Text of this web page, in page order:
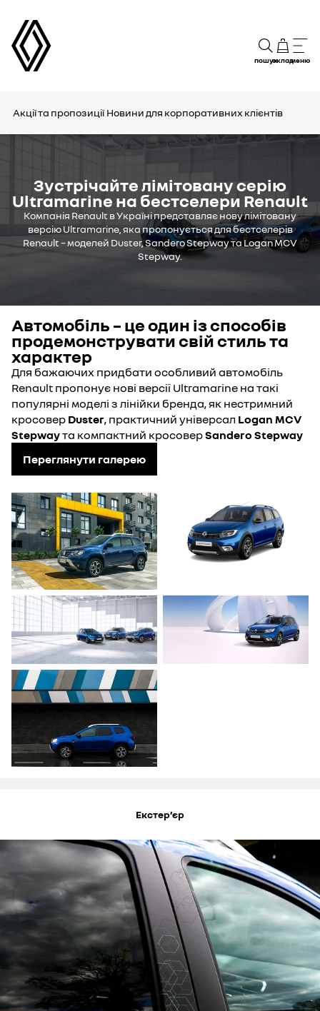
пошукскладменю
Акції та пропозиції Новини для корпоративних клієнтів
Зустрічайте лімітовану серію
Ultramarine на бестселери Renault
Компанія Renault в Україні представляє нову лімітовану
версію Ultramarine, яка пропонується для бестселерів
Renault – моделей Duster, Sandero Stepway та Logan MCV
Stepway.
Автомобіль – це один із способів
продемонструвати свій стиль та
характер
Для бажаючих придбати особливий автомобіль
Renault пропонує нові версії Ultramarine на такі
популярні моделі з лінійки бренда, як нестримний
кросовер Duster, практичний універсал Logan MCV
Stepwayта компактний кросоверSandero Stepway
Переглянути галерею
Екстер’єр